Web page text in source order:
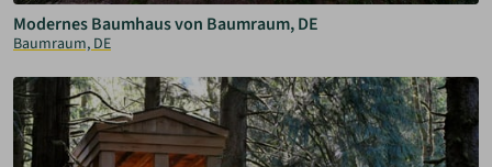
Modernes Baumhaus von Baumraum, DE
Baumraum, DE